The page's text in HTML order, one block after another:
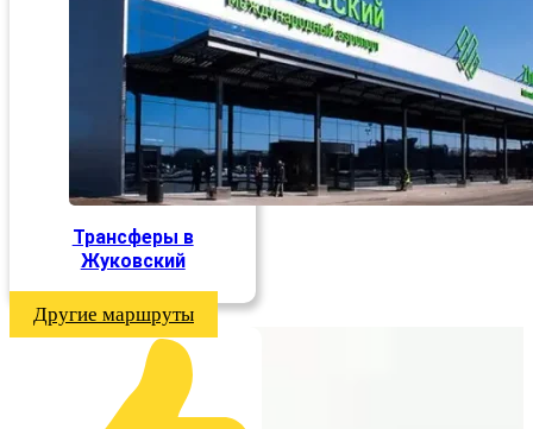
Трансферы в
Жуковский
Другие маршруты